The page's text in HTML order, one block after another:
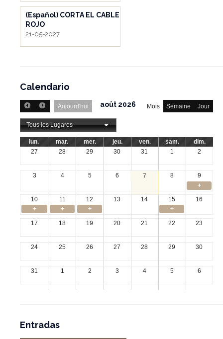
(Español) CORTA EL CABLE
ROJO
21-05-2027
Calendario
Aujourd'hui Mois Semaine Jour
août 2026
Tous les Lugares
lun. mar. mer. jeu. ven. sam.
dim.
27
28 29 30 31 1 2
3 4 5 6 7 8
9
+
10
11 12 13 14 15
16
+
+ + +
17 18 19 20 21 22 23
24 25 26 27 28 29 30
31 1 2 3 4 5 6
Entradas